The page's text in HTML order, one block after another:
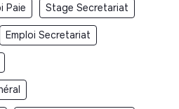
Paie Stage Secretariat
Emploi Secretariat